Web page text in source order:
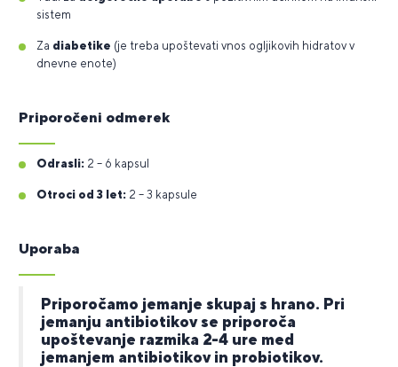
sistem
Za diabetike (je treba upoštevati vnos ogljikovih hidratov v
dnevne enote)
Priporočeni odmerek
Odrasli: 2 – 6 kapsul
Otroci od 3 let: 2 – 3 kapsule
Uporaba
Priporočamo jemanje skupaj s hrano. Pri
jemanju antibiotikov se priporoča
upoštevanje razmika 2-4 ure med
jemanjem antibiotikov in probiotikov.